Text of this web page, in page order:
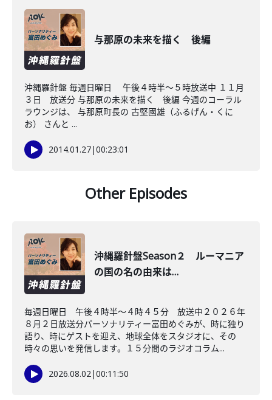
与那原の未来を描く 後編
沖縄羅針盤 毎週日曜日 午後４時半～５時放送中 １１月
３日 放送分 与那原の未来を描く 後編 今週のコーラル
ラウンジは、 与那原町長の 古堅國雄（ふるげん・くに
お） さんと ...
2014.01.27|00:23:01
Other Episodes
沖縄羅針盤Season２ ルーマニア
の国の名の由来は…
毎週日曜日 午後４時半～４時４５分 放送中２０２６年
８月２日放送分パーソナリティー富田めぐみが、時に独り
語り、時にゲストを迎え、地球全体をスタジオに、その
時々の思いを発信します。１５分間のラジオコラム...
2026.08.02|00:11:50